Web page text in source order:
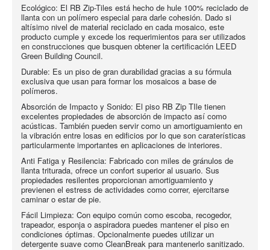
Ecológico: El RB Zip-Tiles está hecho de hule 100% reciclado de
llanta con un polímero especial para darle cohesión. Dado si
altísimo nivel de material reciclado en cada mosaico, este
producto cumple y excede los requerimientos para ser utilizados
en construcciones que busquen obtener la certificación LEED
Green Building Council.
Durable: Es un piso de gran durabilidad gracias a su fórmula
exclusiva que usan para formar los mosaicos a base de
polímeros.
Absorción de Impacto y Sonido: El piso RB Zip TIle tienen
excelentes propiedades de absorción de impacto así como
acústicas. También pueden servir como un amortiguamiento en
la vibración entre losas en edificios por lo que son caraterísticas
particularmente importantes en aplicaciones de interiores.
Anti Fatiga y Resilencia: Fabricado con miles de gránulos de
llanta triturada, ofrece un confort superior al usuario. Sus
propiedades resilentes proporcionan amortiguamiento y
previenen el estress de actividades como correr, ejercitarse
caminar o estar de pie.
Fácil Limpieza: Con equipo común como escoba, recogedor,
trapeador, esponja o aspiradora puedes mantener el piso en
condiciones óptimas. Opcionalmente puedes utilizar un
detergente suave como CleanBreak para mantenerlo sanitizado.